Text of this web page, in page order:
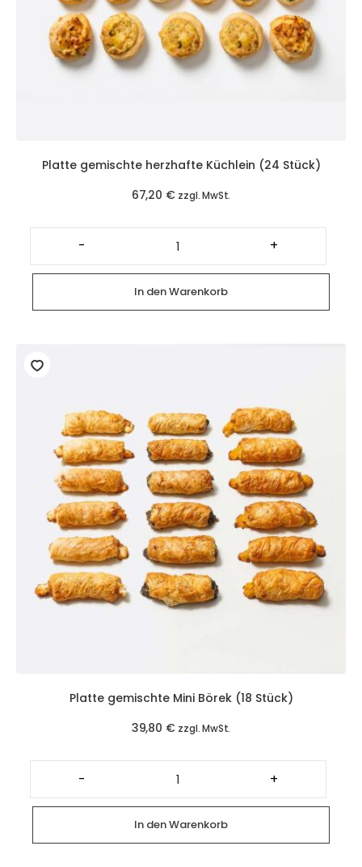
Platte gemischte herzhafte Küchlein (24 Stück)
67,20 € zzgl. MwSt.
-
Platte
gemischte
herzhafte
Küchlein
(24
Stück)
Menge
+
In den Warenkorb
Platte gemischte Mini Börek (18 Stück)
39,80 € zzgl. MwSt.
-
Platte
gemischte
Mini
Börek
(18
Stück)
+
In den Warenkorb